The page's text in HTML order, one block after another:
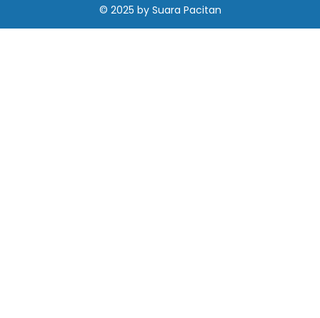
© 2025 by Suara Pacitan